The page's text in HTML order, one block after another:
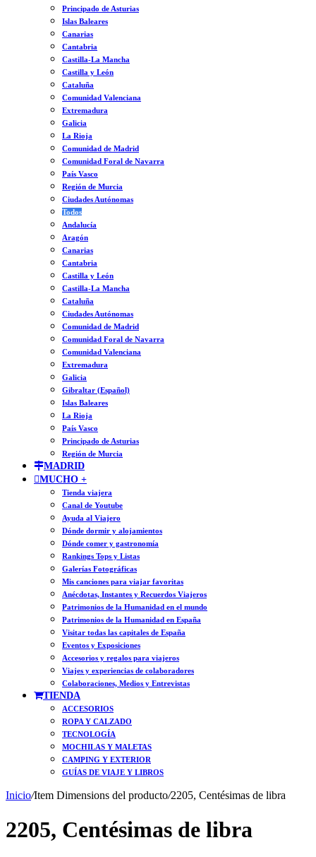
Principado de Asturias
Islas Baleares
Canarias
Cantabria
Castilla-La Mancha
Castilla y León
Cataluña
Comunidad Valenciana
Extremadura
Galicia
La Rioja
Comunidad de Madrid
Comunidad Foral de Navarra
País Vasco
Región de Murcia
Ciudades Autónomas
Todos
Andalucía
Aragón
Canarias
Cantabria
Castilla y León
Castilla-La Mancha
Cataluña
Ciudades Autónomas
Comunidad de Madrid
Comunidad Foral de Navarra
Comunidad Valenciana
Extremadura
Galicia
Gibraltar (Español)
Islas Baleares
La Rioja
País Vasco
Principado de Asturias
Región de Murcia
MADRID
MUCHO +
Tienda viajera
Canal de Youtube
Ayuda al Viajero
Dónde dormir y alojamientos
Dónde comer y gastronomía
Rankings Tops y Listas
Galerías Fotográficas
Mis canciones para viajar favoritas
Anécdotas, Instantes y Recuerdos Viajeros
Patrimonios de la Humanidad en el mundo
Patrimonios de la Humanidad en España
Visitar todas las capitales de España
Eventos y Exposiciones
Accesorios y regalos para viajeros
Viajes y experiencias de colaboradores
Colaboraciones, Medios y Entrevistas
TIENDA
ACCESORIOS
ROPA Y CALZADO
TECNOLOGÍA
MOCHILAS Y MALETAS
CAMPING Y EXTERIOR
GUÍAS DE VIAJE Y LIBROS
Inicio/Item Dimensions del producto/2205, Centésimas de libra
2205, Centésimas de libra